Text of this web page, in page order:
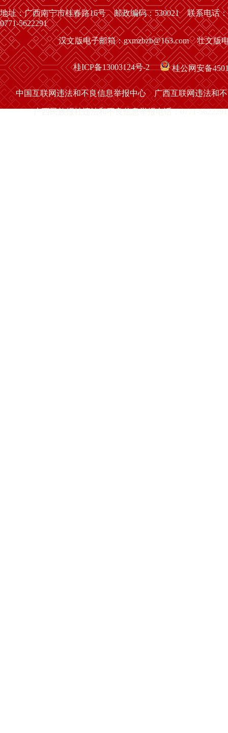
地址：广西南宁市桂春路16号 邮政编码：530021 联系电话：
0771-5622291
汉文版电子邮箱：gxmzbzb@163.com 壮文版
桂ICP备13003124号-2 桂公网安备
中国互联网违法和不良信息举报中心 广西互联网违法和
广西民族报社违法和不良信息举报电话：0771-